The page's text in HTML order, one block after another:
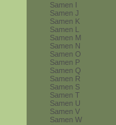
Samen I
Samen J
Samen K
Samen L
Samen M
Samen N
Samen O
Samen P
Samen Q
Samen R
Samen S
Samen T
Samen U
Samen V
Samen W